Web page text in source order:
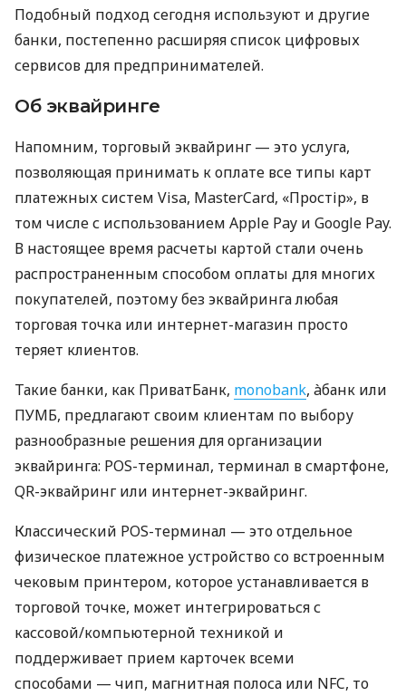
Подобный подход сегодня используют и другие
банки, постепенно расширяя список цифровых
сервисов для предпринимателей.
Об эквайринге
Напомним, торговый эквайринг — это услуга,
позволяющая принимать к оплате все типы карт
платежных систем Visa, MasterCard, «Простір», в
том числе с использованием Apple Pay и Google Pay.
В настоящее время расчеты картой стали очень
распространенным способом оплаты для многих
покупателей, поэтому без эквайринга любая
торговая точка или интернет-магазин просто
теряет клиентов.
Такие банки, как ПриватБанк, monobank, àбанк или
ПУМБ, предлагают своим клиентам по выбору
разнообразные решения для организации
эквайринга: POS-терминал, терминал в смартфоне,
QR-эквайринг или интернет-эквайринг.
Классический POS-терминал — это отдельное
физическое платежное устройство со встроенным
чековым принтером, которое устанавливается в
торговой точке, может интегрироваться с
кассовой/компьютерной техникой и
поддерживает прием карточек всеми
способами — чип, магнитная полоса или NFC, то